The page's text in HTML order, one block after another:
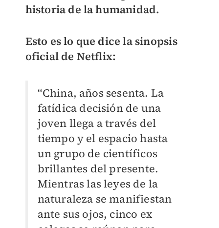
historia de la humanidad.
Esto es lo que dice la sinopsis
oficial de Netflix:
“China, años sesenta. La
fatídica decisión de una
joven llega a través del
tiempo y el espacio hasta
un grupo de científicos
brillantes del presente.
Mientras las leyes de la
naturaleza se manifiestan
ante sus ojos, cinco ex